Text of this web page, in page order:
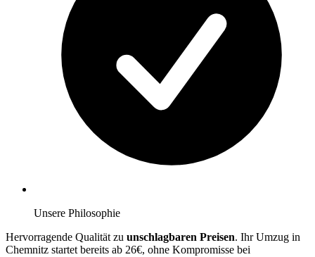
Unsere Philosophie
Hervorragende Qualität zu unschlagbaren Preisen. Ihr Umzug in
Chemnitz startet bereits ab 26€, ohne Kompromisse bei